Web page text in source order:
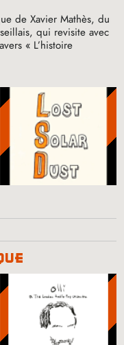
de Xavier Mathès, du
qui revisite avec
« L’histoire